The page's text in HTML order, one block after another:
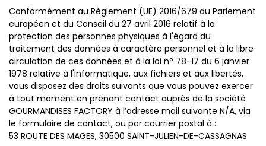
Conformément au Règlement (UE) 2016/679 du Parlement
européen et du Conseil du 27 avril 2016 relatif à la
protection des personnes physiques à l'égard du
traitement des données à caractère personnel et à la libre
circulation de ces données et à la loi n° 78-17 du 6 janvier
1978 relative à l'informatique, aux fichiers et aux libertés,
vous disposez des droits suivants que vous pouvez exercer
à tout moment en prenant contact auprès de la société
GOURMANDISES FACTORY à l’adresse mail suivante N/A, via
le formulaire de contact, ou par courrier postal à :
53 ROUTE DES MAGES, 30500 SAINT-JULIEN-DE-CASSAGNAS